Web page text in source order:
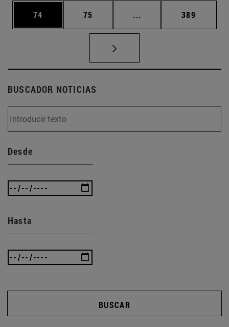
Página
74 Página
75 ... Páginas intermedias
Página
389
BUSCADOR NOTICIAS
Desde
Hasta
BUSCAR